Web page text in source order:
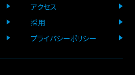
アクセス
採用
プライバシーポリシー